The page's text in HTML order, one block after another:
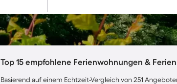
Top 15 empfohlene Ferienwohnungen &
Basierend auf einem Echtzeit-Vergleich von 251